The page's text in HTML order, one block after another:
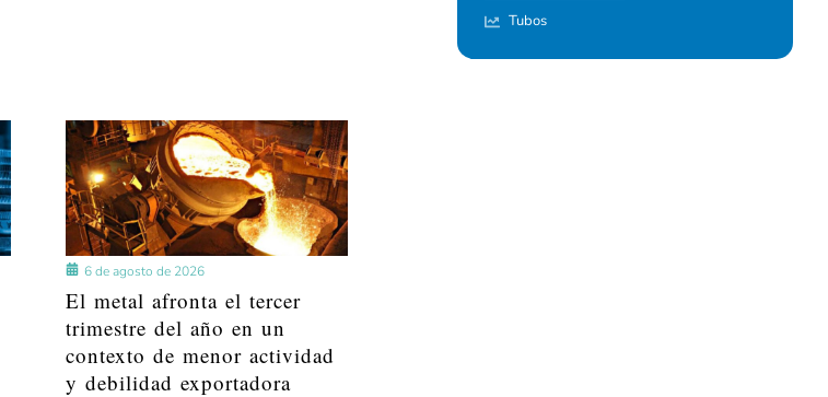
6 de agosto de 2026
El metal afronta el tercer
trimestre del año en un
contexto de menor actividad
y debilidad exportadora
Tubos